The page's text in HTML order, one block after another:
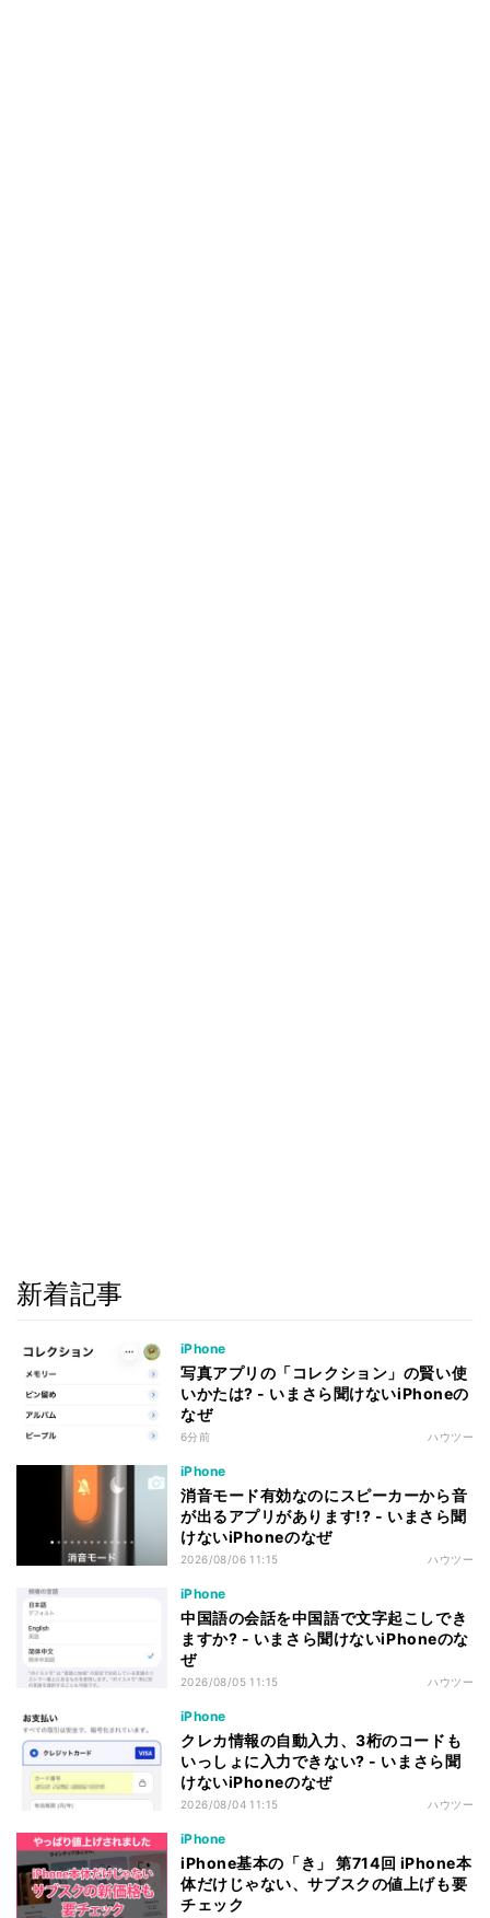
新着記事
iPhone
写真アプリの「コレクション」の賢い使
いかたは? - いまさら聞けないiPhoneの
なぜ
6分前 ハウツー
iPhone
消音モード有効なのにスピーカーから音
が出るアプリがあります!? - いまさら聞
けないiPhoneのなぜ
2026/08/06 11:15 ハウツー
iPhone
中国語の会話を中国語で文字起こしでき
ますか? - いまさら聞けないiPhoneのな
ぜ
2026/08/05 11:15 ハウツー
iPhone
クレカ情報の自動入力、3桁のコードも
いっしょに入力できない? - いまさら聞
けないiPhoneのなぜ
2026/08/04 11:15 ハウツー
iPhone
iPhone基本の「き」 第714回 iPhone本
体だけじゃない、サブスクの値上げも要
チェック